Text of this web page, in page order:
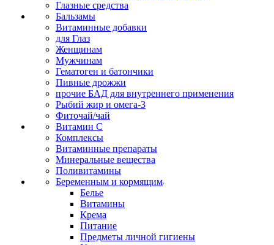
Глазные средства
Бальзамы
Витаминные добавки
для Глаз
Женщинам
Мужчинам
Гематоген и батончики
Пивные дрожжи
прочие БАД для внутреннего применения
Рыбий жир и омега-3
Фиточай/чай
Витамин С
Комплексы
Витаминные препараты
Минеральные вещества
Поливитамины
Беременным и кормящим
Белье
Витамины
Крема
Питание
Предметы личной гигиены